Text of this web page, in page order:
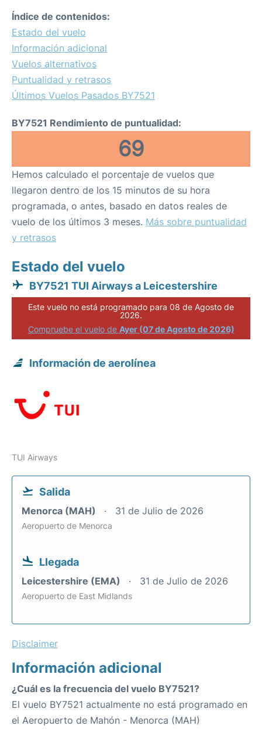
Índice de contenidos:
Estado del vuelo
Información adicional
Vuelos alternativos
Puntualidad y retrasos
Últimos Vuelos Pasados BY7521
BY7521 Rendimiento de puntualidad:
69
Hemos calculado el porcentaje de vuelos que
llegaron dentro de los 15 minutos de su hora
programada, o antes, basado en datos reales de
vuelo de los últimos 3 meses. Más sobre puntualidad
y retrasos
Estado del vuelo
BY7521 TUI Airways a Leicestershire
Este vuelo no está programado para 08 de Agosto de
2026.
Compruebe el vuelo de Ayer (07 de Agosto de 2026)
Información de aerolínea
TUI Airways
Salida
Menorca (MAH) 31 de Julio de 2026
Aeropuerto de Menorca
Llegada
Leicestershire (EMA) 31 de Julio de 2026
Aeropuerto de East Midlands
Disclaimer
Información adicional
¿Cuál es la frecuencia del vuelo BY7521?
El vuelo BY7521 actualmente no está programado en
el Aeropuerto de Mahón - Menorca (MAH)